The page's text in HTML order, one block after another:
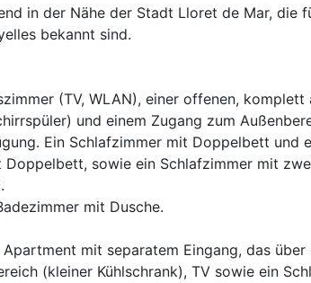
in der Nähe der Stadt Lloret de Mar, die
bekannt sind.
(TV, WLAN), einer offenen,
und einem Zugang zum
Ein Schlafzimmer mit Doppelbett und
sowie ein Schlafzimmer mit
mit Dusche.
mit separatem Eingang, das über
(kleiner Kühlschrank), TV sowie ein